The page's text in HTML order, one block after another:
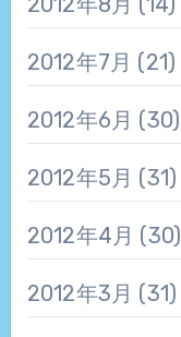
2012年7月 (21)
2012年6月 (30)
2012年5月 (31)
2012年4月 (30)
2012年3月 (31)